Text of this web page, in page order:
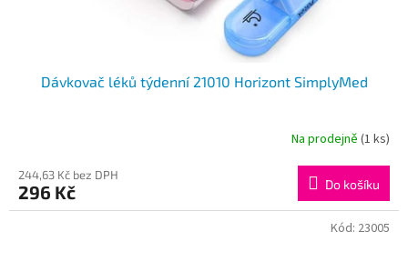
Dávkovač léků týdenní 21010 Horizont SimplyMed
Na prodejně (1 ks)
244,63 Kč bez DPH
296 Kč Do košíku
Kód: 23005